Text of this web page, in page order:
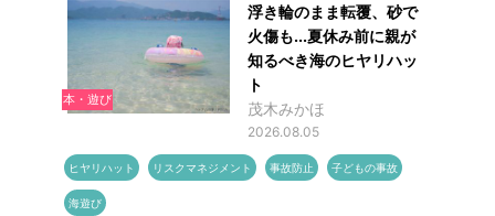
本・遊び
浮き輪のまま転覆、砂で
火傷も...夏休み前に親が
知るべき海のヒヤリハッ
ト
茂木みかほ
2026.08.05
ヒヤリハット リスクマネジメント 事故防止 子どもの事故
海遊び